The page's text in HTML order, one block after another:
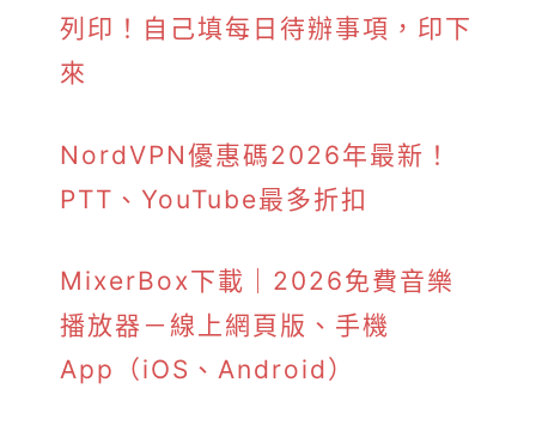
列印！自己填每日待辦事項，印下
來
NordVPN優惠碼2026年最新！
PTT、YouTube最多折扣
MixerBox下載｜2026免費音樂
播放器－線上網頁版、手機
App（iOS、Android）